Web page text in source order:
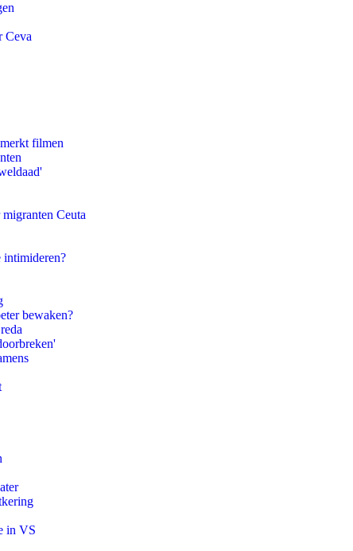
Ceva
filmen
Ceuta
intimideren?
bewaken?
in VS